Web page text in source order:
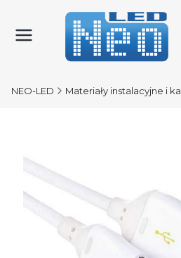
NEO-LED Materiały instalacyjne i